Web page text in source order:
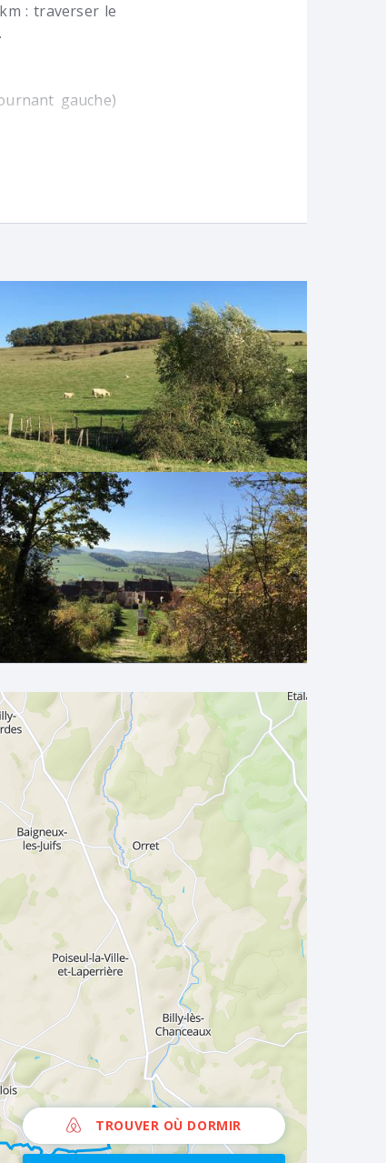
: traverser le
gauche)
TROUVER OÙ DORMIR